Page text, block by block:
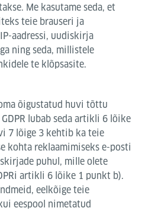
Me kasutame seda, et
teie brauseri ja
aadressi, uudiskirja
ning seda, millistele
te klõpsasite.
õigustatud huvi tõttu
lubab seda artikli 6 lõike
7 lõige 3 kehtib ka teie
kohta reklaamimiseks e-posti
puhul, mille olete
artikli 6 lõike 1 punkt b).
eelkõige teie
eespool nimetatud